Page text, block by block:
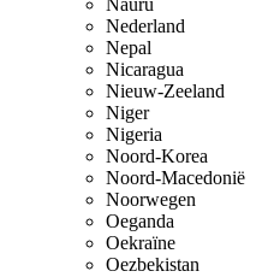
Nauru
Nederland
Nepal
Nicaragua
Nieuw-Zeeland
Niger
Nigeria
Noord-Korea
Noord-Macedonië
Noorwegen
Oeganda
Oekraïne
Oezbekistan